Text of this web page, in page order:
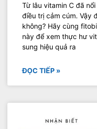
Từ lâu vitamin C đã
điều trị cảm cúm. Vậy
không? Hãy cùng
này để xem thực hư
sung hiệu quả ra
ĐỌC TIẾP »